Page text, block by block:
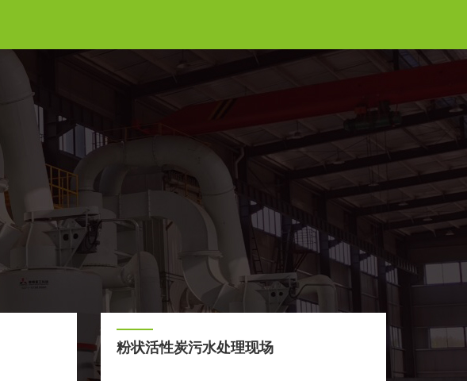
粉状活性炭污水处理现场